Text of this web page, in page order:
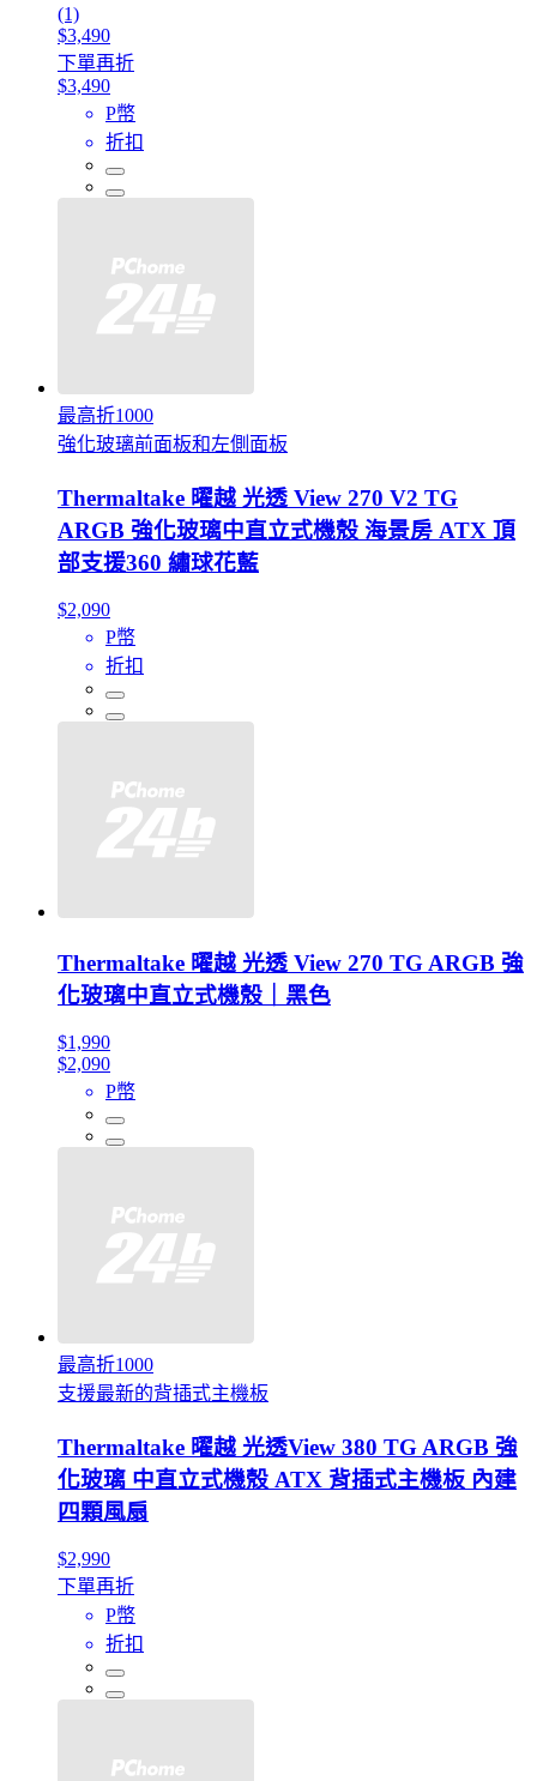
(1)
$3,490
下單再折
$3,490
P幣
折扣
最高折1000
強化玻璃前面板和左側面板
Thermaltake 曜越 光透 View 270 V2 TG
ARGB 強化玻璃中直立式機殼 海景房 ATX 頂
部支援360 繡球花藍
$2,090
P幣
折扣
Thermaltake 曜越 光透 View 270 TG ARGB 強
化玻璃中直立式機殼｜黑色
$1,990
$2,090
P幣
最高折1000
支援最新的背插式主機板
Thermaltake 曜越 光透View 380 TG ARGB 強
化玻璃 中直立式機殼 ATX 背插式主機板 內建
四顆風扇
$2,990
下單再折
P幣
折扣